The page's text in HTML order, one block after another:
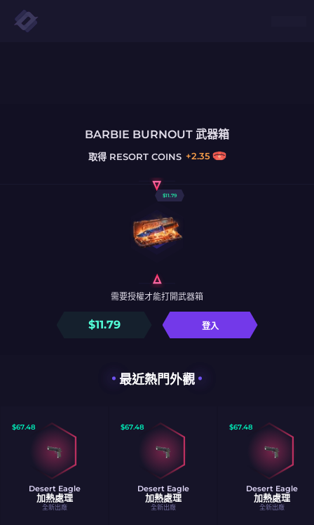
BARBIE BURNOUT 武器箱
取得RESORT COINS +2.35
$11.79
$11.79 登入
需要授權才能打開武器箱
最近熱門外觀
$67.48
Desert Eagle
加熱處理
全新出廠
$67.48
Desert Eagle
加熱處理
全新出廠
$67.48
Desert Eagle
加熱處理
全新出廠